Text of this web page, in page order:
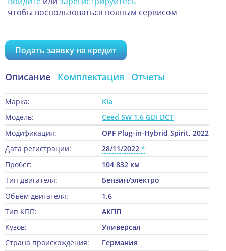
чтобы воспользоваться полным сервисом
Подать заявку на кредит
Описание Комплектация Отчеты
Марка:
Kia
Модель:
Ceed SW 1.6 GDI DCT
Модификация:
OPF Plug-in-Hybrid Spirit, 2022
Дата регистрации:
28/11/2022
Пробег:
104 832 км
Тип двигателя:
Бензин/электро
Объём двигателя:
1.6
Тип КПП:
АКПП
Кузов:
Универсал
Страна происхождения:
Германия